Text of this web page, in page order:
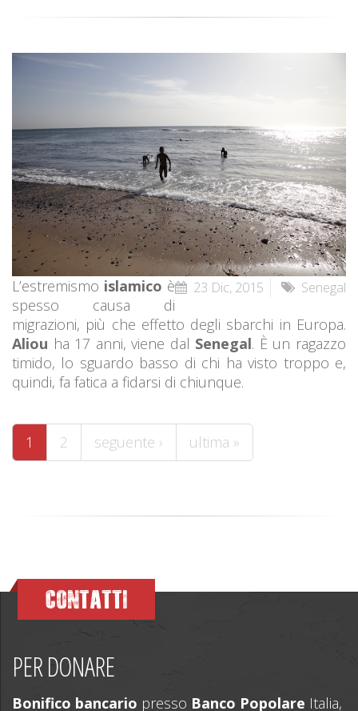
23 Dic, 2015 Senegal
L’estremismo islamico è
spesso causa di
migrazioni, più che effetto degli sbarchi in Europa.
Aliou ha 17 anni, viene dal Senegal. È un ragazzo
timido, lo sguardo basso di chi ha visto troppo e,
quindi, fa fatica a fidarsi di chiunque.
Pagine
1 2 seguente › ultima »
CONTATTI
PER DONARE
Bonifico bancario presso Banco Popolare Italia,